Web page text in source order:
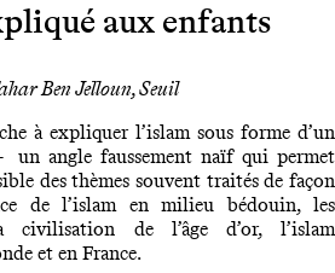
aux enfants
Ben Jelloun, Seuil
à expliquer l’islam sous forme d’un
un angle faussement naïf qui permet
des thèmes souvent traités de façon
de l’islam en milieu bédouin, les
civilisation de l’âge d’or, l’islam
et en France.